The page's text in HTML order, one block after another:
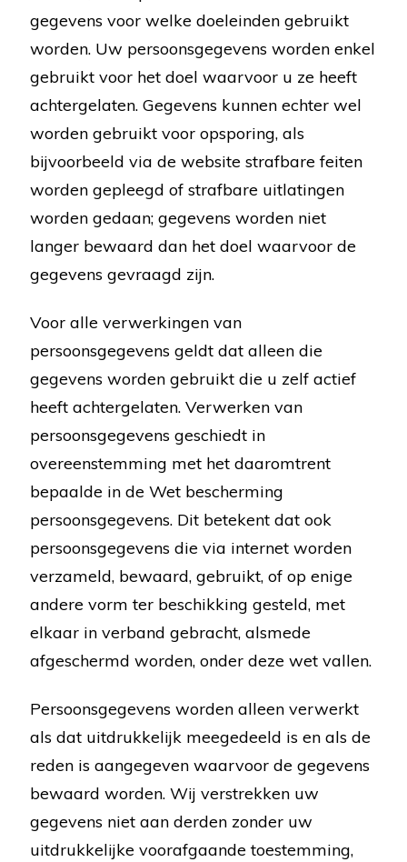
gegevens voor welke doeleinden gebruikt
worden. Uw persoonsgegevens worden enkel
gebruikt voor het doel waarvoor u ze heeft
achtergelaten. Gegevens kunnen echter wel
worden gebruikt voor opsporing, als
bijvoorbeeld via de website strafbare feiten
worden gepleegd of strafbare uitlatingen
worden gedaan; gegevens worden niet
langer bewaard dan het doel waarvoor de
gegevens gevraagd zijn.
Voor alle verwerkingen van
persoonsgegevens geldt dat alleen die
gegevens worden gebruikt die u zelf actief
heeft achtergelaten. Verwerken van
persoonsgegevens geschiedt in
overeenstemming met het daaromtrent
bepaalde in de Wet bescherming
persoonsgegevens. Dit betekent dat ook
persoonsgegevens die via internet worden
verzameld, bewaard, gebruikt, of op enige
andere vorm ter beschikking gesteld, met
elkaar in verband gebracht, alsmede
afgeschermd worden, onder deze wet vallen.
Persoonsgegevens worden alleen verwerkt
als dat uitdrukkelijk meegedeeld is en als de
reden is aangegeven waarvoor de gegevens
bewaard worden. Wij verstrekken uw
gegevens niet aan derden zonder uw
uitdrukkelijke voorafgaande toestemming,